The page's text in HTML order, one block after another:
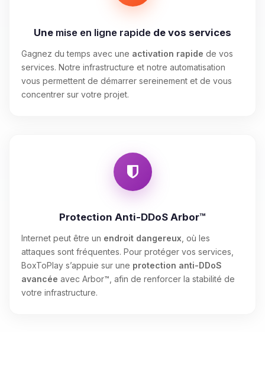
Une mise en ligne rapide de vos services
Gagnez du temps avec une activation rapide de vos
services. Notre infrastructure et notre automatisation
vous permettent de démarrer sereinement et de vous
concentrer sur votre projet.
Protection Anti-DDoS Arbor™
Internet peut être un endroit dangereux , où les
attaques sont fréquentes. Pour protéger vos services,
BoxToPlay s’appuie sur une protection anti-DDoS
avancée avec Arbor™, afin de renforcer la stabilité de
votre infrastructure.